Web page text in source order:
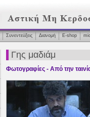
Συνεντεύξεις Διανομή Ε-shop
Γης μαδιάμ
Φωτογραφίες - Από την